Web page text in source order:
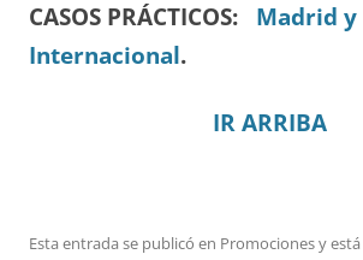
CASOS PRÁCTICOS: Madrid y
Internacional.
IR ARRIBA
Esta entrada se publicó en Promocionesy